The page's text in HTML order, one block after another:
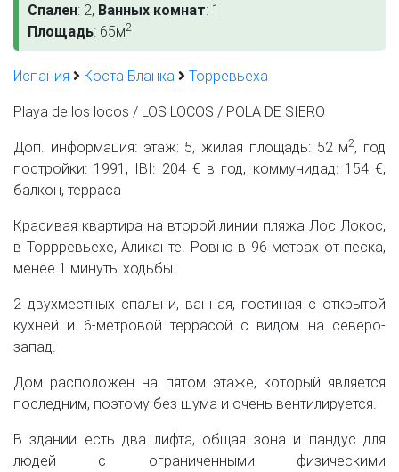
Спален: 2, Ванных комнат: 1
Площадь: 65м2
Испания Коста Бланка
Торревьеха
Playa de los locos / LOS LOCOS / POLA DE SIERO
Доп. информация: этаж: 5, жилая площадь: 52 м2, год
постройки: 1991, IBI: 204 € в год, коммунидад: 154 €,
балкон, терраса
Красивая квартира на второй линии пляжа Лос Локос,
в Торрревьехе, Аликанте. Ровно в 96 метрах от песка,
менее 1 минуты ходьбы.
2 двухместных спальни, ванная, гостиная с открытой
кухней и 6-метровой террасой с видом на северо-
запад.
Дом расположен на пятом этаже, который является
последним, поэтому без шума и очень вентилируется.
В здании есть два лифта, общая зона и пандус для
людей с ограниченными физическими